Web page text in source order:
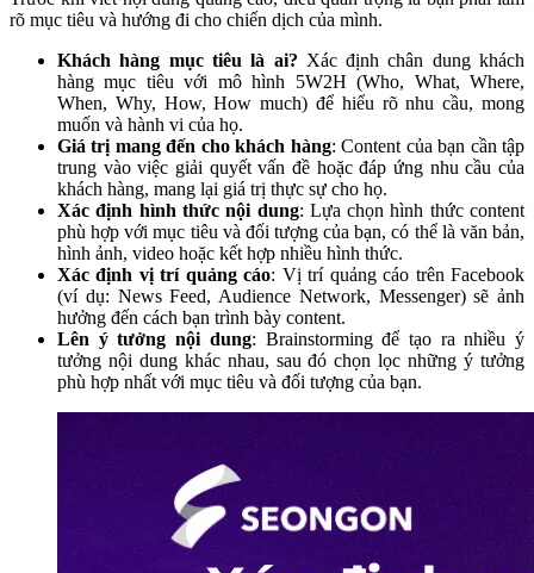
rõ mục tiêu và hướng đi cho chiến dịch của mình.
Khách hàng mục tiêu là ai? Xác định chân dung khách
hàng mục tiêu với mô hình 5W2H (Who, What, Where,
When, Why, How, How much) để hiểu rõ nhu cầu, mong
muốn và hành vi của họ.
Giá trị mang đến cho khách hàng: Content của bạn cần tập
trung vào việc giải quyết vấn đề hoặc đáp ứng nhu cầu của
khách hàng, mang lại giá trị thực sự cho họ.
Xác định hình thức nội dung: Lựa chọn hình thức content
phù hợp với mục tiêu và đối tượng của bạn, có thể là văn bản,
hình ảnh, video hoặc kết hợp nhiều hình thức.
Xác định vị trí quảng cáo: Vị trí quảng cáo trên Facebook
(ví dụ: News Feed, Audience Network, Messenger) sẽ ảnh
hưởng đến cách bạn trình bày content.
Lên ý tưởng nội dung: Brainstorming để tạo ra nhiều ý
tưởng nội dung khác nhau, sau đó chọn lọc những ý tưởng
phù hợp nhất với mục tiêu và đối tượng của bạn.